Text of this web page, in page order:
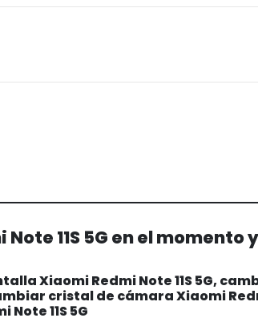
11S 5G en el
Xiaomi Redmi Note 11S 5G,
cristal de cámara Xiaomi
11S 5G